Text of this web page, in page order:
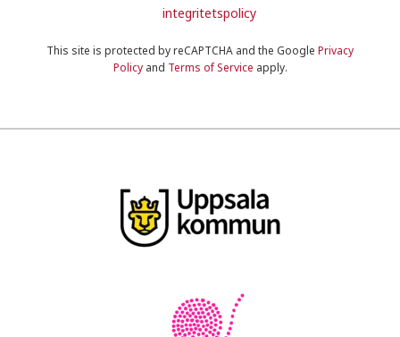
integritetspolicy
This site is protected by reCAPTCHA and the Google Privacy
Policyand Terms of Service apply.